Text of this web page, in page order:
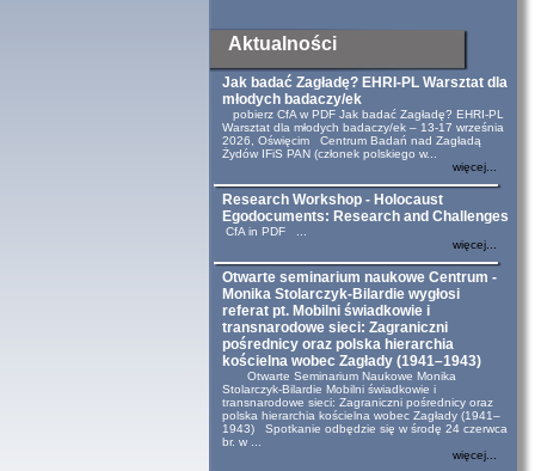
Aktualności
Jak badać Zagładę? EHRI-PL Warsztat dla
młodych badaczy/ek
pobierz CfA w PDF Jak badać Zagładę? EHRI-PL
Warsztat dla młodych badaczy/ek – 13-17 września
2026, Oświęcim Centrum Badań nad Zagładą
Żydów IFiS PAN (członek polskiego w...
więcej...
Research Workshop - Holocaust
Egodocuments: Research and Challenges
CfA in PDF ...
więcej...
Otwarte seminarium naukowe Centrum -
Monika Stolarczyk-Bilardie wygłosi
referat pt. Mobilni świadkowie i
transnarodowe sieci: Zagraniczni
pośrednicy oraz polska hierarchia
kościelna wobec Zagłady (1941–1943)
Otwarte Seminarium Naukowe Monika
Stolarczyk-Bilardie Mobilni świadkowie i
transnarodowe sieci: Zagraniczni pośrednicy oraz
polska hierarchia kościelna wobec Zagłady (1941–
1943) Spotkanie odbędzie się w środę 24 czerwca
br. w ...
więcej...